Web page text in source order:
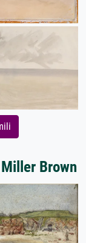
Brown